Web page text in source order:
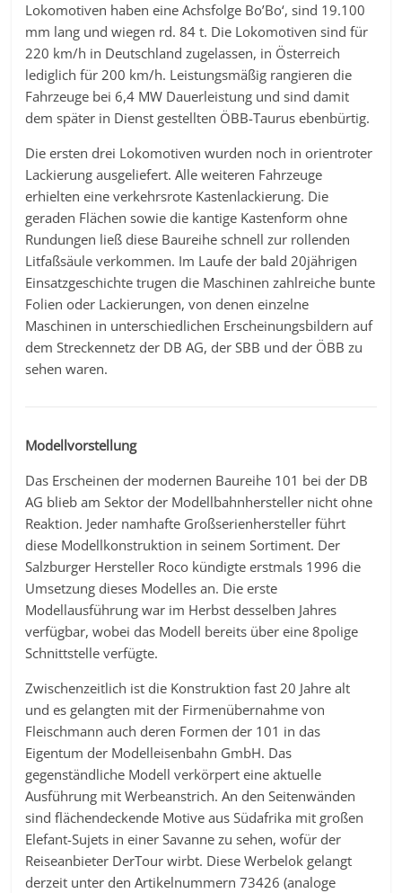
Lokomotiven haben eine Achsfolge Bo’Bo‘, sind 19.100
mm lang und wiegen rd. 84 t. Die Lokomotiven sind für
220 km/h in Deutschland zugelassen, in Österreich
lediglich für 200 km/h. Leistungsmäßig rangieren die
Fahrzeuge bei 6,4 MW Dauerleistung und sind damit
dem später in Dienst gestellten ÖBB-Taurus ebenbürtig.
Die ersten drei Lokomotiven wurden noch in orientroter
Lackierung ausgeliefert. Alle weiteren Fahrzeuge
erhielten eine verkehrsrote Kastenlackierung. Die
geraden Flächen sowie die kantige Kastenform ohne
Rundungen ließ diese Baureihe schnell zur rollenden
Litfaßsäule verkommen. Im Laufe der bald 20jährigen
Einsatzgeschichte trugen die Maschinen zahlreiche bunte
Folien oder Lackierungen, von denen einzelne
Maschinen in unterschiedlichen Erscheinungsbildern auf
dem Streckennetz der DB AG, der SBB und der ÖBB zu
sehen waren.
Modellvorstellung
Das Erscheinen der modernen Baureihe 101 bei der DB
AG blieb am Sektor der Modellbahnhersteller nicht ohne
Reaktion. Jeder namhafte Großserienhersteller führt
diese Modellkonstruktion in seinem Sortiment. Der
Salzburger Hersteller Roco kündigte erstmals 1996 die
Umsetzung dieses Modelles an. Die erste
Modellausführung war im Herbst desselben Jahres
verfügbar, wobei das Modell bereits über eine 8polige
Schnittstelle verfügte.
Zwischenzeitlich ist die Konstruktion fast 20 Jahre alt
und es gelangten mit der Firmenübernahme von
Fleischmann auch deren Formen der 101 in das
Eigentum der Modelleisenbahn GmbH. Das
gegenständliche Modell verkörpert eine aktuelle
Ausführung mit Werbeanstrich. An den Seitenwänden
sind flächendeckende Motive aus Südafrika mit großen
Elefant-Sujets in einer Savanne zu sehen, wofür der
Reiseanbieter DerTour wirbt. Diese Werbelok gelangt
derzeit unter den Artikelnummern 73426 (analoge